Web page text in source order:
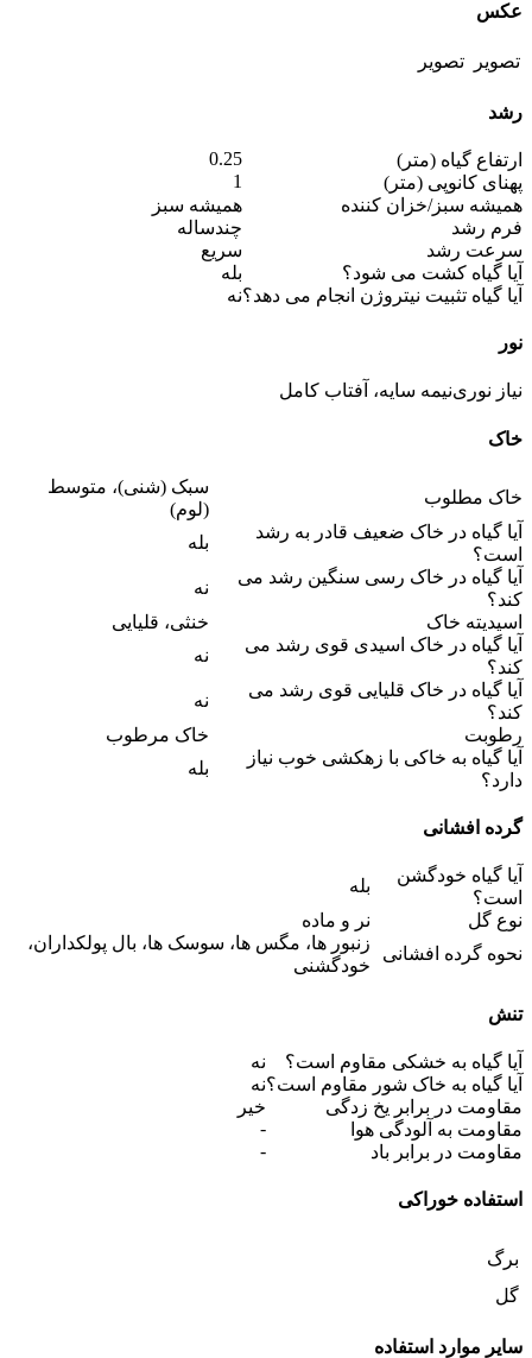
عکس
رشد
ارتفاع گیاه (متر)
0.25
پهنای کانوپی (متر)
1
همیشه سبز/خزان کننده
همیشه سبز
فرم رشد
چندساله
سرعت رشد
سریع
آیا گیاه کشت می شود؟
بله
آیا گیاه تثبیت نیتروژن انجام می دهد؟نه
نور
نیاز نورینیمه سایه، آفتاب کامل
خاک
خاک مطلوب
سبک (شنی)، متوسط
(لوم)
آیا گیاه در خاک ضعیف قادر به رشد
است؟
بله
آیا گیاه در خاک رسی سنگین رشد می
کند؟
نه
اسیدیته خاک
خنثی، قلیایی
آیا گیاه در خاک اسیدی قوی رشد می
کند؟
نه
آیا گیاه در خاک قلیایی قوی رشد می
کند؟
نه
رطوبت
خاک مرطوب
آیا گیاه به خاکی با زهکشی خوب نیاز
دارد؟
بله
گرده افشانی
آیا گیاه خودگشن
است؟
بله
نوع گل
نر و ماده
نحوه گرده افشانی
زنبور ها، مگس ها، سوسک ها، بال پولکداران،
خودگشنی
تنش
آیا گیاه به خشکی مقاوم است؟
نه
آیا گیاه به خاک شور مقاوم است؟نه
مقاومت در برابر یخ زدگی
خیر
مقاومت به آلودگی هوا
-
مقاومت در برابر باد
-
استفاده خوراکی
برگ
گل
سایر موارد استفاده